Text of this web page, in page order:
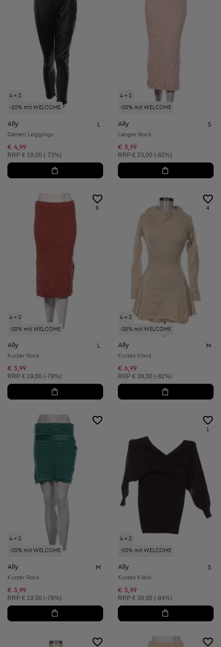
4 = 2
-20% mit WELCOME
Ally
Damen Leggings
€ 4,99
Unverbindliche Preisempfehlung:
RRP € 19,00 (-73%)
4 = 2
-20% mit WELCOME
Ally S
Langer Rock
€ 3,99
Unverbindliche Preisempfehlung:
RRP € 23,00 (-82%)
4 = 2
-20% mit WELCOME
6
Ally
Kurzer Rock
€ 3,99
Unverbindliche Preisempfehlung:
RRP € 19,00 (-79%)
4 = 2
-20% mit WELCOME
4
Ally M
Kurzes Kleid
€ 6,99
Unverbindliche Preisempfehlung:
RRP € 39,00 (-82%)
4 = 2
-20% mit WELCOME
Ally M
Kurzer Rock
€ 3,99
Unverbindliche Preisempfehlung:
RRP € 19,00 (-79%)
4 = 2
-20% mit WELCOME
1
Ally S
Kurzes Kleid
€ 5,99
Unverbindliche Preisempfehlung:
RRP € 39,00 (-84%)